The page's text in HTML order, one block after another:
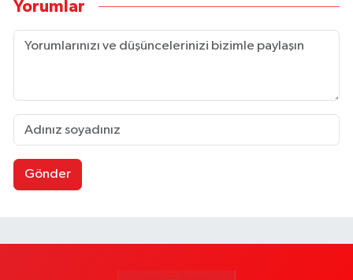
Yorumlar
Gönder